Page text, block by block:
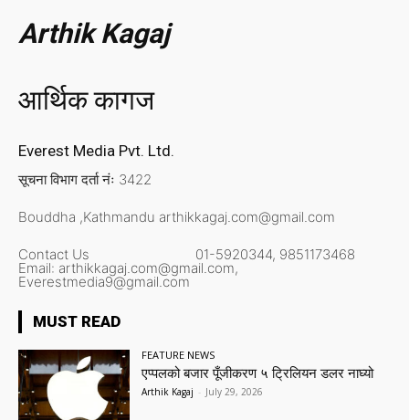
Arthik Kagaj
आर्थिक कागज
Everest Media Pvt. Ltd.
सूचना विभाग दर्ता नंः 3422
Bouddha ,Kathmandu arthikkagaj.com@gmail.com
Contact Us 01-5920344, 9851173468
Email: arthikkagaj.com@gmail.com,
Everestmedia9@gmail.com
MUST READ
FEATURE NEWS
एप्पलको बजार पूँजीकरण ५ ट्रिलियन डलर नाघ्यो
Arthik Kagaj - July 29, 2026